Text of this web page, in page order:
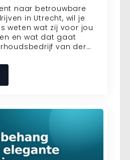
naar betrouwbare
in Utrecht, wil je
weten wat zij voor jou
en wat dat gaat
van der…